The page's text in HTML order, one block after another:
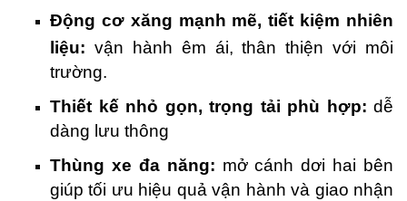
Động cơ xăng mạnh mẽ, tiết kiệm nhiên
liệu: vận hành êm ái, thân thiện với môi
trường.
Thiết kế nhỏ gọn, trọng tải phù hợp: dễ
dàng lưu thông
Thùng xe đa năng: mở cánh dơi hai bên
giúp tối ưu hiệu quả vận hành và giao nhận